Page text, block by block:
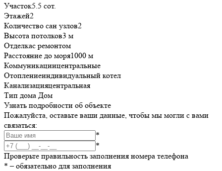
Участок5.5 сот.
Этажей2
Количество сан узлов2
Высота потолков3 м
Отделкас ремонтом
Расстояние до моря1000 м
Коммуникациицентральные
Отоплениеиндивидуальный котел
Канализацияцентральная
Тип дома Дом
Узнать подробности об объекте
Пожалуйста, оставьте ваши данные, чтобы мы могли с вами
связаться:
*
*
Проверьте правильность заполнения номера телефона
* – обязательно для заполнения